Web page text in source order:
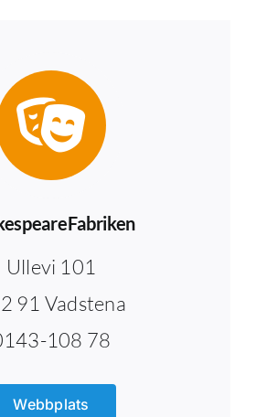
Ullevi 101
91 Vadstena
108 78
Webbplats